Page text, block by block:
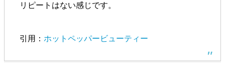
リピートはない感じです。
引用： ホットペッパービューティー